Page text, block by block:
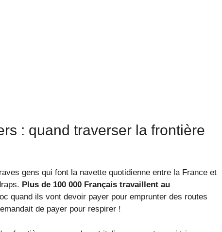
: quand traverser la frontière
gens qui font la navette quotidienne entre la France et
Plus de 100 000 Français travaillent au
quand ils vont devoir payer pour emprunter des routes
de payer pour respirer !